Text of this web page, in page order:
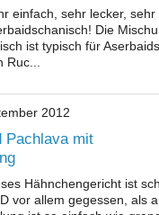
einfach, sehr lecker, sehr
Die
ist typisch für
Ruc...
2012
Pachlava mit
Hähnchengericht ist
vor allem gegessen, als